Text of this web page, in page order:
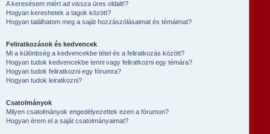
A keresésem miért ad vissza üres oldalt!?
Hogyan kereshetek a tagok között?
Hogyan találhatom meg a saját hozzászólásaimat és témáimat?
Feliratkozások és kedvencek
Mi a különbség a kedvencekbe tétel és a feliratkozás között?
Hogyan tudok kedvencekbe tenni vagy feliratkozni egy témára?
Hogyan tudok feliratkozni egy fórumra?
Hogyan tudok leiratkozni?
Csatolmányok
Milyen csatolmányok engedélyezettek ezen a fórumon?
Hogyan érem el a saját csatolmányaimat?